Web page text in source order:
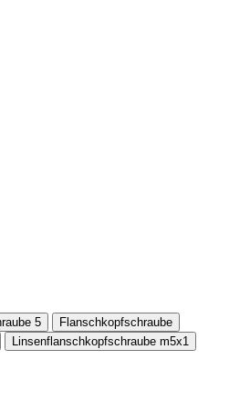
5
Flanschkopfschraube
Linsenflanschkopfschraube m5x1